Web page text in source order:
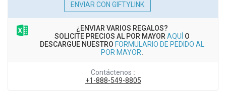
ENVIAR CON GIFTYLINK
¿ENVIAR VARIOS REGALOS?
SOLICITE PRECIOS AL POR MAYOR AQUÍ O
DESCARGUE NUESTRO FORMULARIO DE PEDIDO AL
POR MAYOR.
Contáctenos :
+1-888-549-8805